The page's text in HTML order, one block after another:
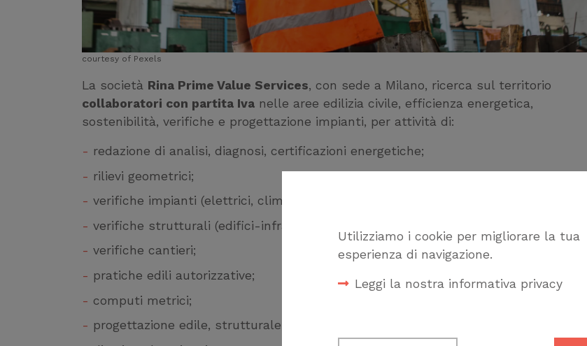
Utilizziamo i cookie per migliorare la tua
esperienza di navigazione.
Leggi la nostra informativa privacy
courtesy of Pexels
La società Rina Prime Value Services, con sede a Milano, ricerca sul territorio
collaboratori con partita Iva nelle aree edilizia civile, efficienza energetica,
sostenibilità, verifiche e progettazione impianti, per attività di:
redazione di analisi, diagnosi, certificazioni energetiche;
rilievi geometrici;
verifiche impianti (elettrici, climatizzazione, antincendio);
verifiche strutturali (edifici-infrastrutture);
verifiche cantieri;
pratiche edili autorizzative;
computi metrici;
progettazione edile, strutturale, impiantistica;